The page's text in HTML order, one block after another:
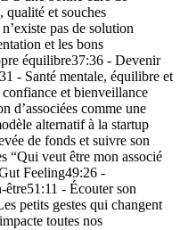
et souches
pas de solution
et les bons
équilibre37:36 - Devenir
- Santé mentale, équilibre et
et bienveillance
d’associées comme une
alternatif à la startup
de fonds et suivre son
“Qui veut être mon associé
Feeling49:26 -
- Écouter son
petits gestes qui changent
toutes nos